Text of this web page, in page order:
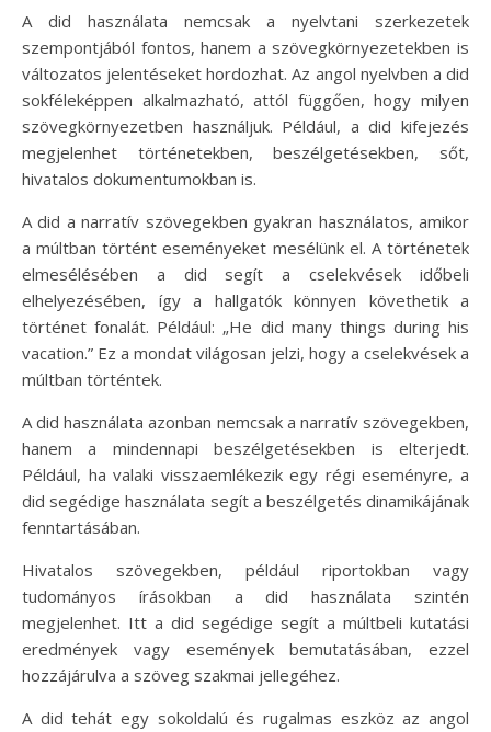
A did használata nemcsak a nyelvtani szerkezetek
szempontjából fontos, hanem a szövegkörnyezetekben is
változatos jelentéseket hordozhat. Az angol nyelvben a did
sokféleképpen alkalmazható, attól függően, hogy milyen
szövegkörnyezetben használjuk. Például, a did kifejezés
megjelenhet történetekben, beszélgetésekben, sőt,
hivatalos dokumentumokban is.
A did a narratív szövegekben gyakran használatos, amikor
a múltban történt eseményeket mesélünk el. A történetek
elmesélésében a did segít a cselekvések időbeli
elhelyezésében, így a hallgatók könnyen követhetik a
történet fonalát. Például: „He did many things during his
vacation.” Ez a mondat világosan jelzi, hogy a cselekvések a
múltban történtek.
A did használata azonban nemcsak a narratív szövegekben,
hanem a mindennapi beszélgetésekben is elterjedt.
Például, ha valaki visszaemlékezik egy régi eseményre, a
did segédige használata segít a beszélgetés dinamikájának
fenntartásában.
Hivatalos szövegekben, például riportokban vagy
tudományos írásokban a did használata szintén
megjelenhet. Itt a did segédige segít a múltbeli kutatási
eredmények vagy események bemutatásában, ezzel
hozzájárulva a szöveg szakmai jellegéhez.
A did tehát egy sokoldalú és rugalmas eszköz az angol